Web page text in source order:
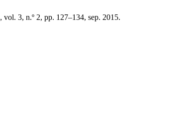
, vol. 3, n.º 2, pp. 127–134, sep. 2015.